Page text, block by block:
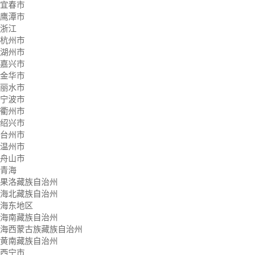
宜春市
鹰潭市
浙江
杭州市
湖州市
嘉兴市
金华市
丽水市
宁波市
衢州市
绍兴市
台州市
温州市
舟山市
青海
果洛藏族自治州
海北藏族自治州
海东地区
海南藏族自治州
海西蒙古族藏族自治州
黄南藏族自治州
西宁市